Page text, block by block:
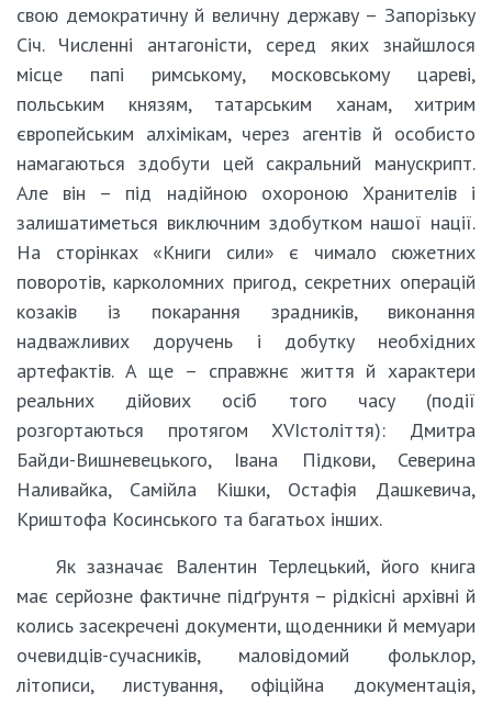
свою демократичну й величну державу – Запорізьку
Січ. Численні антагоністи, серед яких знайшлося
місце папі римському, московському цареві,
польським князям, татарським ханам, хитрим
європейським алхімікам, через агентів й особисто
намагаються здобути цей сакральний манускрипт.
Але він – під надійною охороною Хранителів і
залишатиметься виключним здобутком нашої нації.
На сторінках «Книги сили» є чимало сюжетних
поворотів, карколомних пригод, секретних операцій
козаків із покарання зрадників, виконання
надважливих доручень і добутку необхідних
артефактів. А ще – справжнє життя й характери
реальних дійових осіб того часу (події
розгортаються протягом XVIстоліття): Дмитра
Байди-Вишневецького, Івана Підкови, Северина
Наливайка, Самійла Кішки, Остафія Дашкевича,
Криштофа Косинського та багатьох інших.
Як зазначає Валентин Терлецький, його книга
має серйозне фактичне підґрунтя – рідкісні архівні й
колись засекречені документи, щоденники й мемуари
очевидців-сучасників, маловідомий фольклор,
літописи, листування, офіційна документація,